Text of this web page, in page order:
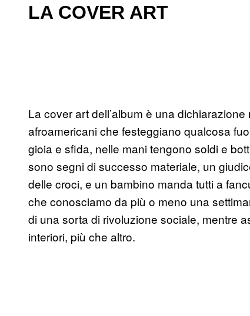
LA COVER ART
La cover art dell’album è una
afroamericani che festeggiano qualcosa
gioia e sfida, nelle mani tengono soldi e
sono segni di successo materiale, un
delle croci, e un bambino manda tutti a
che conosciamo da più o meno una
di una sorta di rivoluzione sociale, mentre
interiori, più che altro.